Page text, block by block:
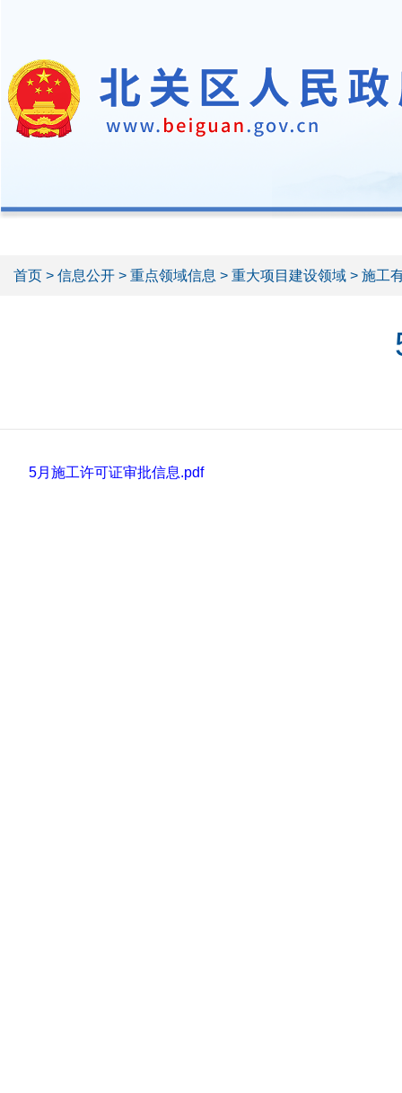
首页 > 信息公开 > 重点领域信息 > 重大项目建设领域 > 施工
5月施工许可证审批信息.pdf